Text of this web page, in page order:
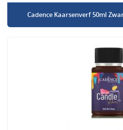
Cadence Kaarsenverf 50ml